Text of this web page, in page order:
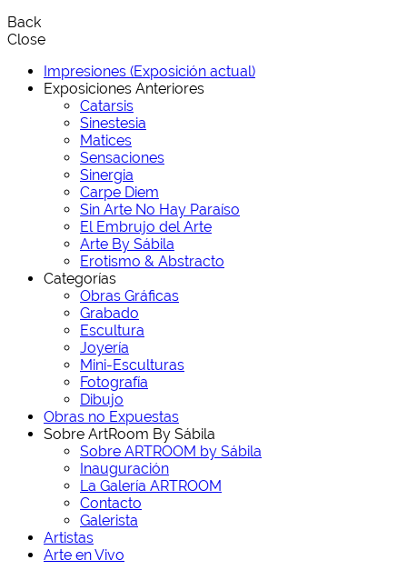
Back
Close
Impresiones (Exposición actual)
Exposiciones Anteriores
Catarsis
Sinestesia
Matices
Sensaciones
Sinergia
Carpe Diem
Sin Arte No Hay Paraíso
El Embrujo del Arte
Arte By Sábila
Erotismo & Abstracto
Categorías
Obras Gráficas
Grabado
Escultura
Joyería
Mini-Esculturas
Fotografía
Dibujo
Obras no Expuestas
Sobre ArtRoom By Sábila
Sobre ARTROOM by Sábila
Inauguración
La Galería ARTROOM
Contacto
Galerista
Artistas
Arte en Vivo